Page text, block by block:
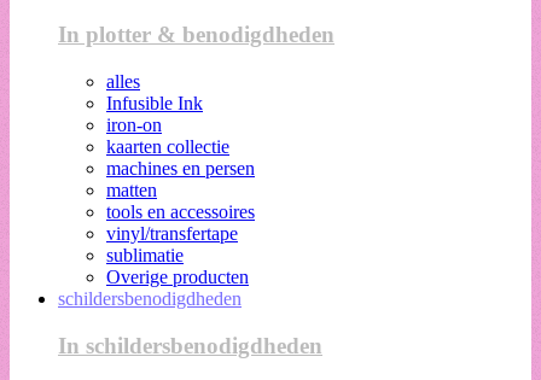
In plotter & benodigdheden
alles
Infusible Ink
iron-on
kaarten collectie
machines en persen
matten
tools en accessoires
vinyl/transfertape
sublimatie
Overige producten
schildersbenodigdheden
In schildersbenodigdheden